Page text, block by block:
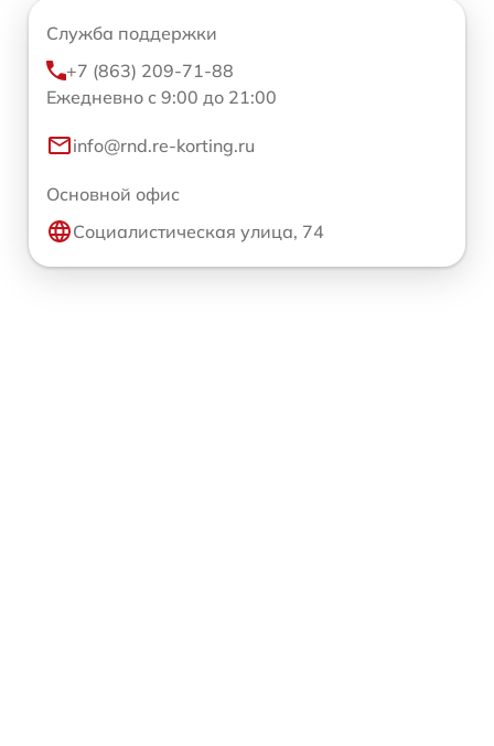
Служба поддержки
+7 (863) 209-71-88
Ежедневно с 9:00 до 21:00
info@rnd.re-korting.ru
Основной офис
Социалистическая улица, 74